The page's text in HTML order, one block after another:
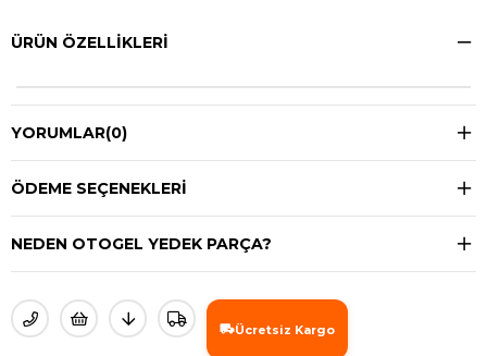
ÜRÜN ÖZELLIKLERI
YORUMLAR(0)
ÖDEME SEÇENEKLERI
NEDEN OTOGEL YEDEK PARÇA?
Ücretsiz Kargo